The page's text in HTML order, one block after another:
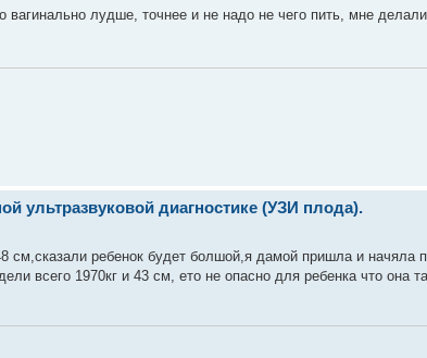
лудше, точнее и не надо не чего пить, мне
диагностике (УЗИ плода).
см,сказали ребенок будет болшой,я дамой пришла и начяла
всего 1970кг и 43 см, ето не опасно для ребенка что она